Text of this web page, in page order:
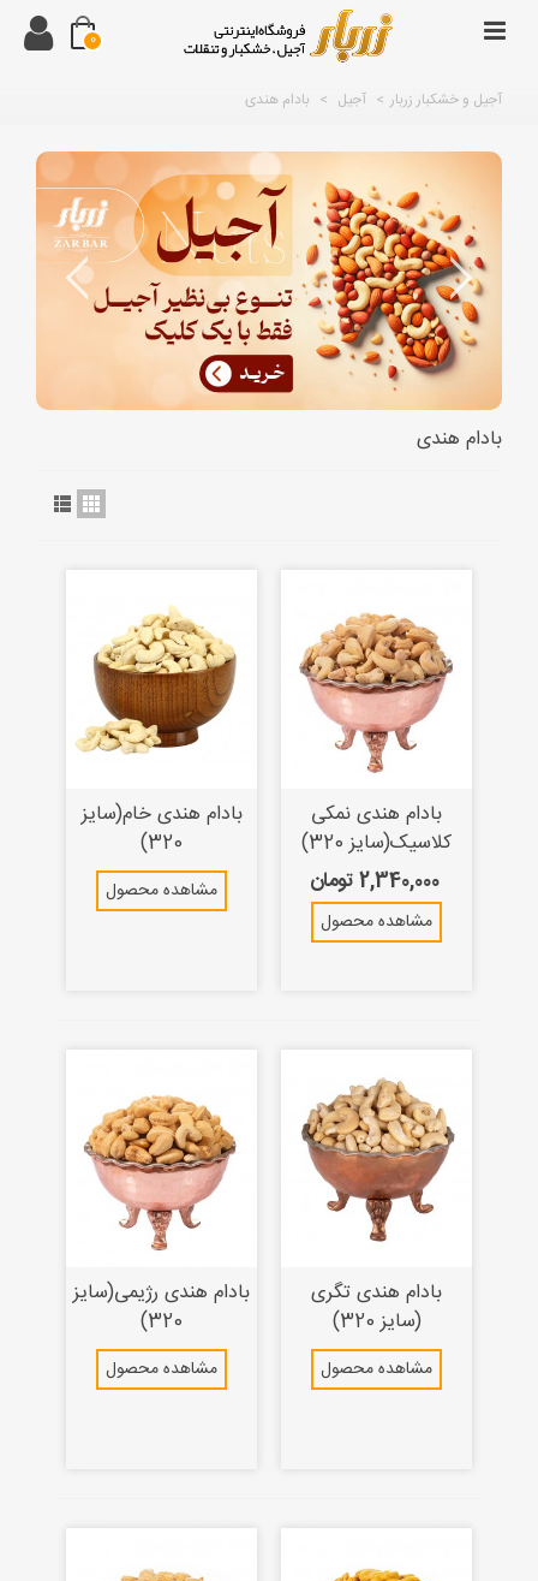
0
آجیل و خشکبار زربار > آجیل > بادام هندی
بادام هندی
بادام هندی نمکی
کلاسیک(سایز 320)
2,340,000 تومان
مشاهده محصول
بادام هندی خام(سایز
320)
مشاهده محصول
بادام هندی تگری
(سایز 320)
مشاهده محصول
بادام هندی رژیمی(سایز
320)
مشاهده محصول